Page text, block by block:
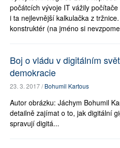
počátcích vývoje IT vážily
i ta nejlevnější kalkulačka z
konstruktér (na jméno si
Boj o vládu v digitálním
demokracie
23. 3. 2017 /Bohumil Kartous
Autor obrázku: Jáchym Bohumil
detailně zajímat o to, jak digitální
spravují digitá...